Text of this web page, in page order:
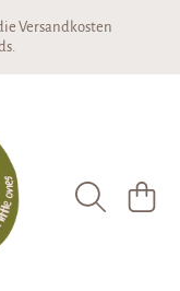
Versandkosten